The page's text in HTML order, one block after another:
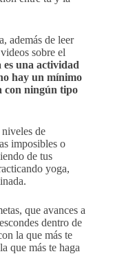
además de leer
sobre el
es una actividad
hay un mínimo
con ningún tipo
de
imposibles o
de tus
yoga,
que avances a
dentro de
la que más te
que más te haga